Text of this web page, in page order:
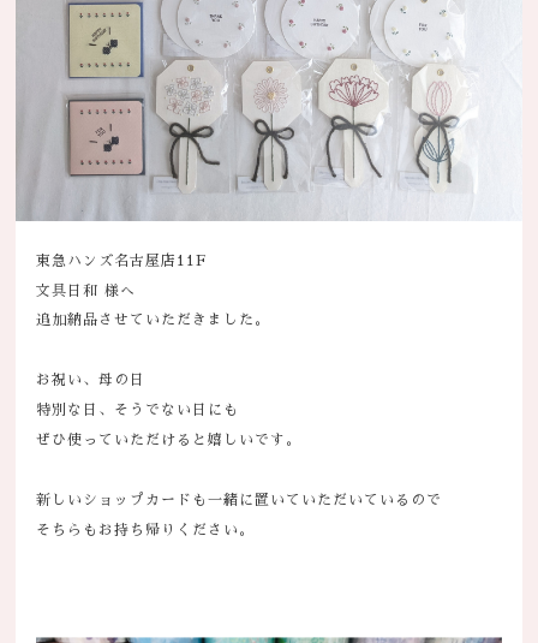
東急ハンズ名古屋店11F
文具日和 様へ
追加納品させていただきました。
お祝い、母の日
特別な日、そうでない日にも
ぜひ使っていただけると嬉しいです。
新しいショップカードも一緒に置いていただいているので
そちらもお持ち帰りください。